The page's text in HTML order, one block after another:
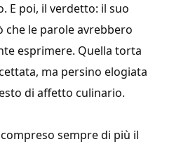
E poi, il verdetto: il suo
le parole avrebbero
esprimere. Quella torta
ma persino elogiata
di affetto culinario.
sempre di più il